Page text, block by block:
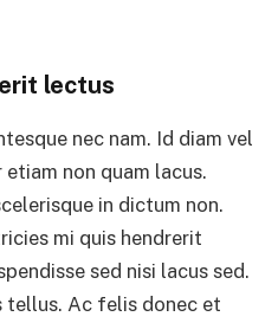
lectus
nec nam. Id diam vel
non quam lacus.
in dictum non.
mi quis hendrerit
sed nisi lacus sed.
tellus. Ac felis donec et